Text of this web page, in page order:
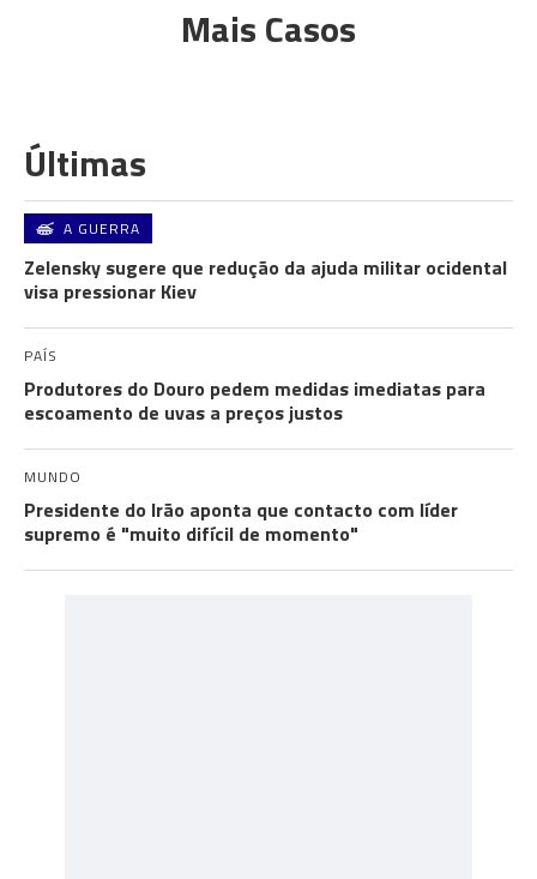
Mais Casos
Últimas
A GUERRA
Zelensky sugere que redução da ajuda militar ocidental
visa pressionar Kiev
PAÍS
Produtores do Douro pedem medidas imediatas para
escoamento de uvas a preços justos
MUNDO
Presidente do Irão aponta que contacto com líder
supremo é "muito difícil de momento"